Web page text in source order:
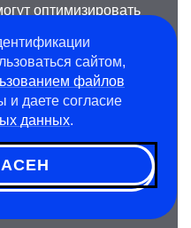
оптимизировать
выпускаемой
подготовки —
трек,
и проходить
отрасли,
сайтом,
файлов
и даете согласие
данных.